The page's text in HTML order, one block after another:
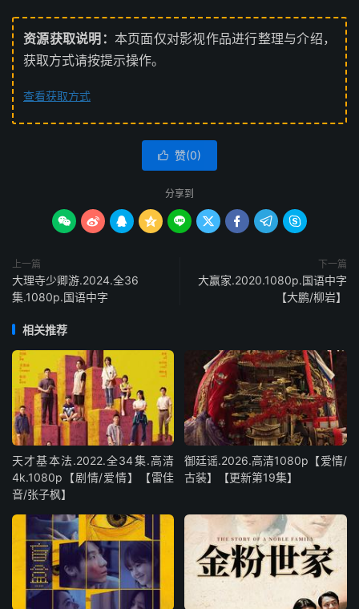
资源获取说明： 本页面仅对影视作品进行整理与介绍，
获取方式请按提示操作。
查看获取方式
 赞(0)
分享到
        
上一篇
大理寺少卿游.2024.全36
集.1080p.国语中字
下一篇
大赢家.2020.1080p.国语中字
【大鹏/柳岩】
相关推荐
天才基本法.2022.全34集.高清
4k.1080p【剧情/爱情】【雷佳
音/张子枫】
御廷谣.2026.高清1080p【爱情/
古装】【更新第19集】